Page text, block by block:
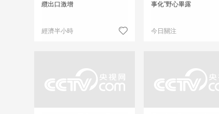
纜出口激增
經濟半小時
事化”野心畢露
今日關注